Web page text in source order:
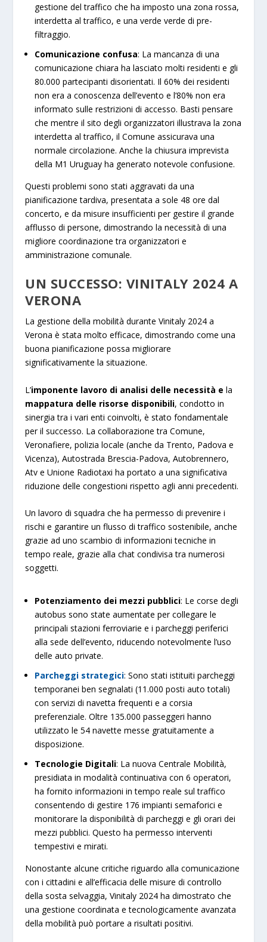
gestione del traffico che ha imposto una zona rossa,
interdetta al traffico, e una verde verde di pre-
filtraggio.
Comunicazione confusa: La mancanza di una
comunicazione chiara ha lasciato molti residenti e gli
80.000 partecipanti disorientati. Il 60% dei residenti
non era a conoscenza dell’evento e l’80% non era
informato sulle restrizioni di accesso.​ Basti pensare
che mentre il sito degli organizzatori illustrava la zona
interdetta al traffico, il Comune assicurava una
normale circolazione. Anche la chiusura imprevista
della M1 Uruguay ha generato notevole confusione.
Questi problemi sono stati aggravati da una
pianificazione tardiva, presentata a sole 48 ore dal
concerto, e da misure insufficienti per gestire il grande
afflusso di persone, dimostrando la necessità di una
migliore coordinazione tra organizzatori e
amministrazione comunale.
UN SUCCESSO: VINITALY 2024 A
VERONA
La gestione della mobilità durante Vinitaly 2024 a
Verona è stata molto efficace, dimostrando come una
buona pianificazione possa migliorare
significativamente la situazione.
L’imponente lavoro di analisi delle necessità e la
mappatura delle risorse disponibili, condotto in
sinergia tra i vari enti coinvolti, è stato fondamentale
per il successo. La collaborazione tra Comune,
Veronafiere, polizia locale (anche da Trento, Padova e
Vicenza), Autostrada Brescia-Padova, Autobrennero,
Atv e Unione Radiotaxi ha portato a una significativa
riduzione delle congestioni rispetto agli anni precedenti.
Un lavoro di squadra che ha permesso di prevenire i
rischi e garantire un flusso di traffico sostenibile, anche
grazie ad uno scambio di informazioni tecniche in
tempo reale, grazie alla chat condivisa tra numerosi
soggetti.
Potenziamento dei mezzi pubblici: Le corse degli
autobus sono state aumentate per collegare le
principali stazioni ferroviarie e i parcheggi periferici
alla sede dell’evento, riducendo notevolmente l’uso
delle auto private.
Parcheggi strategici: Sono stati istituiti parcheggi
temporanei ben segnalati (11.000 posti auto totali)
con servizi di navetta frequenti e a corsia
preferenziale​. Oltre 135.000 passeggeri hanno
utilizzato le 54 navette messe gratuitamente a
disposizione.
Tecnologie Digitali: La nuova Centrale Mobilità,
presidiata in modalità continuativa con 6 operatori,
ha fornito informazioni in tempo reale sul traffico
consentendo di gestire 176 impianti semaforici e
monitorare la disponibilità di parcheggi e gli orari dei
mezzi pubblici. Questo ha permesso interventi
tempestivi e mirati​.
Nonostante alcune critiche riguardo alla comunicazione
con i cittadini e all’efficacia delle misure di controllo
della sosta selvaggia, Vinitaly 2024 ha dimostrato che
una gestione coordinata e tecnologicamente avanzata
della mobilità può portare a risultati positivi.